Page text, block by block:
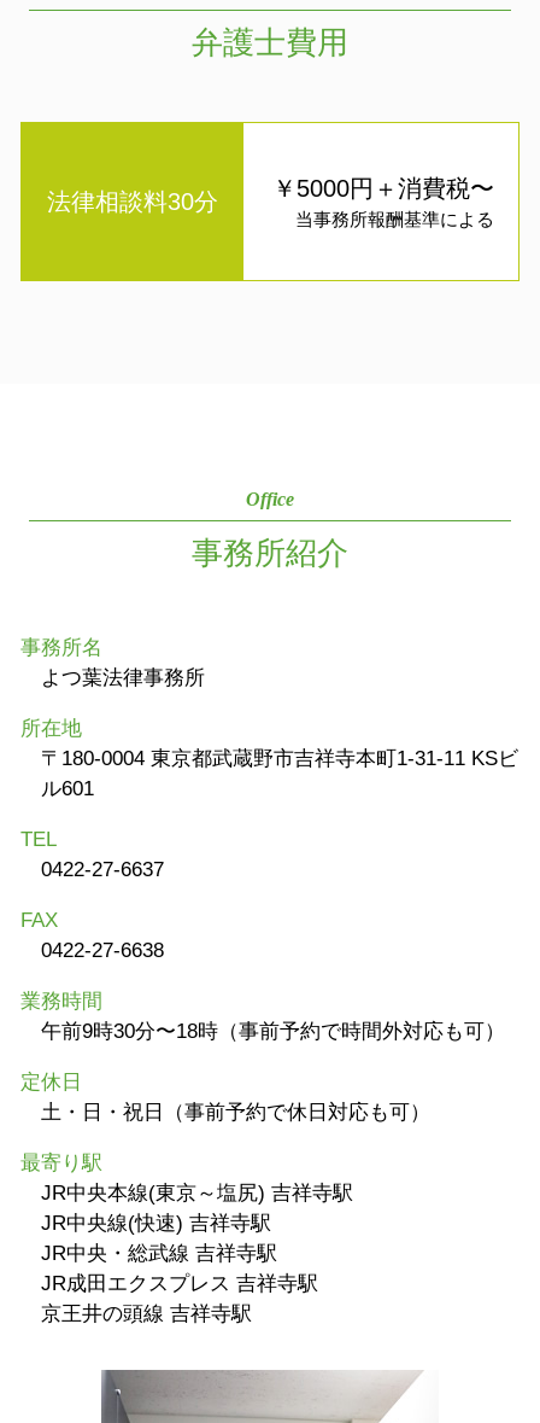
弁護士費用
法律相談料30分 ￥5000円＋消費税〜
当事務所報酬基準による
Office
事務所紹介
事務所名
よつ葉法律事務所
所在地
〒180-0004 東京都武蔵野市吉祥寺本町1-31-11 KSビ
ル601
TEL
0422-27-6637
FAX
0422-27-6638
業務時間
午前9時30分〜18時（事前予約で時間外対応も可）
定休日
土・日・祝日（事前予約で休日対応も可）
最寄り駅
JR中央本線(東京～塩尻) 吉祥寺駅
JR中央線(快速) 吉祥寺駅
JR中央・総武線 吉祥寺駅
JR成田エクスプレス 吉祥寺駅
京王井の頭線 吉祥寺駅